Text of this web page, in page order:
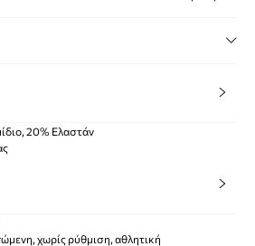
20% Ελαστάν
χωρίς ρύθμιση, αθλητική